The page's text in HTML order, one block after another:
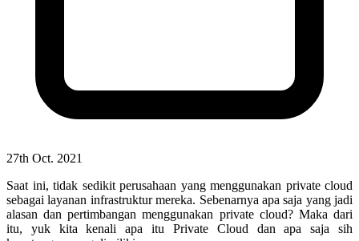
27th Oct. 2021
Saat ini, tidak sedikit perusahaan yang menggunakan private cloud
sebagai layanan infrastruktur mereka. Sebenarnya apa saja yang jadi
alasan dan pertimbangan menggunakan private cloud? Maka dari
itu, yuk kita kenali apa itu Private Cloud dan apa saja sih